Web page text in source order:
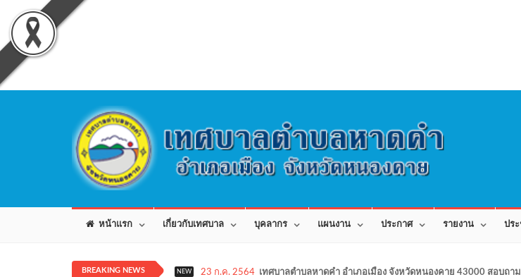
หน้าแรก เกี่ยวกับเทศบาล บุคลากร แผนงาน ประกาศ รายงาน ปร
BREAKING NEWS NEW 23 ก.ค. 2564 เทศบาลตำบลหาดคำ อำเภอเมือง จังหวัดหนองคาย 43000 สอบถ